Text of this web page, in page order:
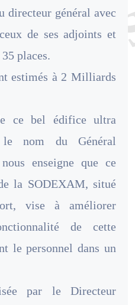
directeur général avec
de ses adjoints et
places.
estimés à 2 Milliards
ce bel édifice ultra
nom du Général
enseigne que ce
la SODEXAM, situé
vise à améliorer
de cette
le personnel dans un
par le Directeur